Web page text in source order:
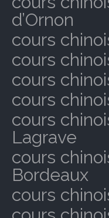
d’Ornon
cours
cours
cours
cours
cours
Lagrave
cours
Bordeaux
cours